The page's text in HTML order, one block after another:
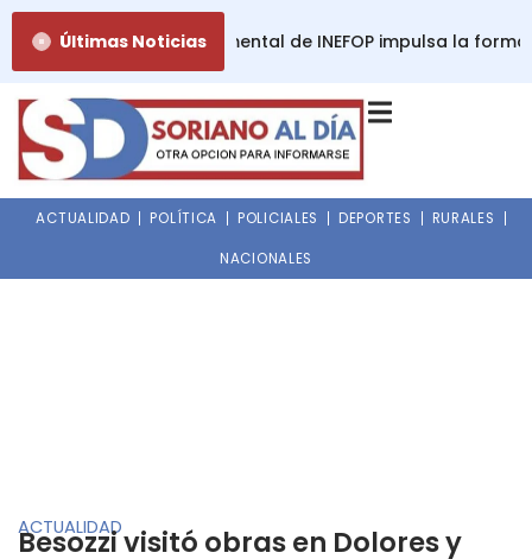
contenido
Últimas Noticias
del Comité Departamental de INEFOP impulsa la
ACTUALIDAD POLÍTICA POLICIALES DEPORTES RURALES
NACIONALES
ACTUALIDAD
Besozzi visitó obras en Dolores y